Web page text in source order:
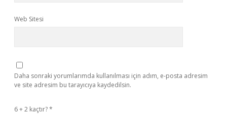
Web Sitesi
Daha sonraki yorumlarımda kullanılması için adım, e-posta adresim
ve site adresim bu tarayıcıya kaydedilsin.
6 + 2 kaçtır?*